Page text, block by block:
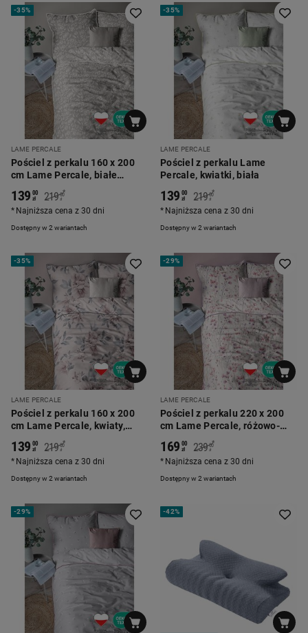
-35%
LAME PERCALE
Pościel z perkalu 160 x 200
cm Lame Percale, białe
kwiaty, beżowa
Dostępny w 2 wariantach
139 00
zł 219 00
zł
*
Najniższa cena z 30 dni
-35%
LAME PERCALE
Pościel z perkalu Lame
Percale, kwiatki, biała
Dostępny w 2 wariantach
139 00
zł 219 00
zł
*
Najniższa cena z 30 dni
-35%
LAME PERCALE
Pościel z perkalu 160 x 200
cm Lame Percale, kwiaty,
Dostępny w 2 wariantach
139 00
zł 219 00
zł
*
Najniższa cena z 30 dni
-29%
LAME PERCALE
Pościel z perkalu 220 x 200
cm Lame Percale, różowo-
fioletowe kwiatki
Dostępny w 2 wariantach
169 00
zł 239 00
zł
*
Najniższa cena z 30 dni
-29% -42%